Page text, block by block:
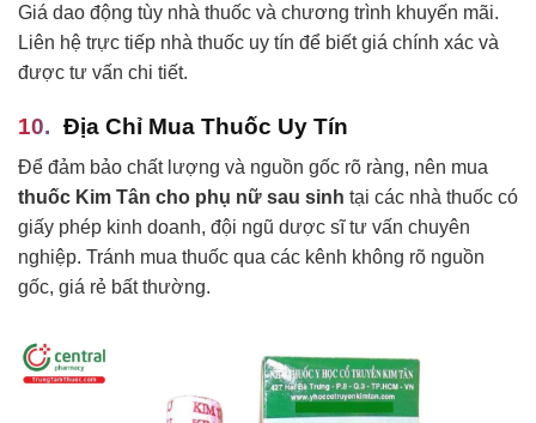
Giá dao động tùy nhà thuốc và chương trình khuyến mãi.
Liên hệ trực tiếp nhà thuốc uy tín để biết giá chính xác và
được tư vấn chi tiết.
Địa Chỉ Mua Thuốc Uy Tín
Để đảm bảo chất lượng và nguồn gốc rõ ràng, nên mua
thuốc Kim Tân cho phụ nữ sau sinh tại các nhà thuốc có
giấy phép kinh doanh, đội ngũ dược sĩ tư vấn chuyên
nghiệp. Tránh mua thuốc qua các kênh không rõ nguồn
gốc, giá rẻ bất thường.